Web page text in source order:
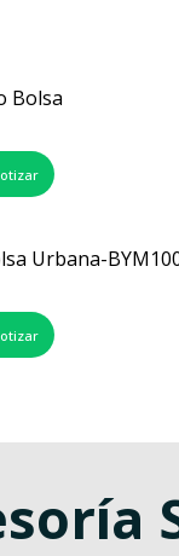
Bolsa
Urbana-